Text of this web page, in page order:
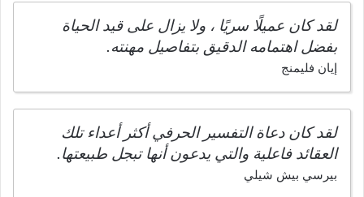
لقد كان عميلًا سريًا ، ولا يزال على قيد الحياة
بفضل اهتمامه الدقيق بتفاصيل مهنته.
إيان فليمنج
لقد كان دعاة التفسير الحرفي أكثر أعداء تلك
العقائد فاعلية والتي يدعون أنها تبجل طبيعتها.
بيرسي بيش شيلي